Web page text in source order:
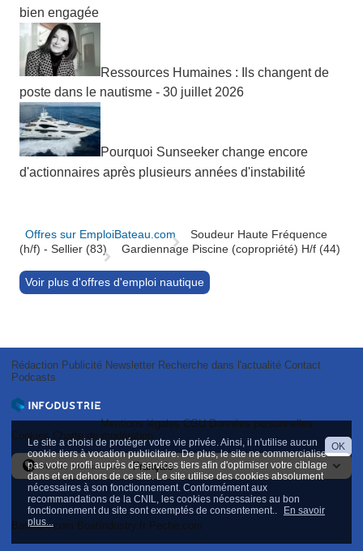
Le site a choisi de protéger votre vie privée. Ainsi, il n'utilise aucun
cookie tiers à vocation publicitaire. De plus, le site ne commercialise
pas votre profil auprès de services tiers afin d'optimiser votre ciblage
dans et en dehors de ce site. Le site utilise des cookies absolument
nécessaires à son fonctionnement. Conformément aux
recommandations de la CNIL, les cookies nécessaires au bon
fonctionnement du site sont exemptés de consentement..
En savoir
plus...
OK
bien engagée
Ressources Humaines : Ils changent de
poste dans le nautisme - 30 juillet 2026
Pourquoi Sunseeker change encore
d'actionnaires après plusieurs années d'instabilité
Offres sur EmploiBateau.com
Soudeur Haute Fréquence
(h/f) - Sellier (83)
Gardiennage Piscine (copropriété) H/f (44)
Voir plus d'offres d'emploi nautique
Rédaction Publicité Newsletter Recherche dans l'actualité Contact
Podcasts
Mentions légales CGU Données personnelles
Cookies Charte de modération
Version internationale
Bateaux.com BoatIndustry.fr Peche.com